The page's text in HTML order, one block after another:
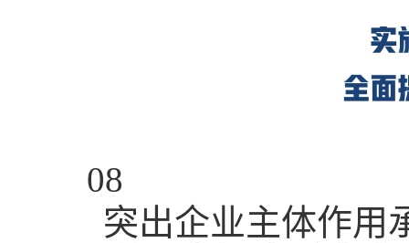
08
突出企业主体作用